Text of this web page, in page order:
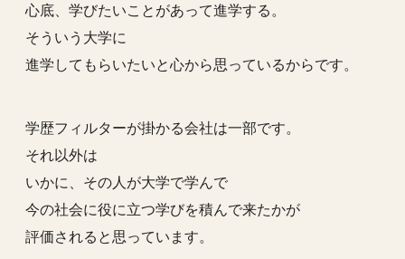
心底、学びたいことがあって進学する。
そういう大学に
進学してもらいたいと心から思っているからです。
学歴フィルターが掛かる会社は一部です。
それ以外は
いかに、その人が大学で学んで
今の社会に役に立つ学びを積んで来たかが
評価されると思っています。